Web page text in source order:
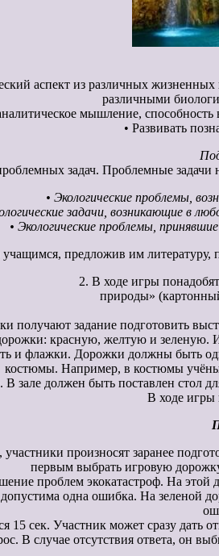
аспект из различных
различными
мышление,
• Развивать
задач. Проблемные
• Экологические проблемы,
задачи, возникающие в
• Экологические проблемы,
предложив им
2. В ходе игры
природы»
получают задание подготовить
красную, желтую и зеленую.
и флажки. Дорожки должны быть
костюмы. Например, в костюмы
В зале должен быть поставлен стол
В ходе игры
произносят заранее
первым выбрать игровую
проблем экокатастроф. На
одна ошибка. На зеленой
15 сек. Участник может сразу
В случае отсутствия ответа, он